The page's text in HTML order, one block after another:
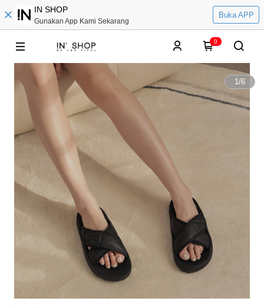
IN SHOP
Gunakan App Kami Sekarang
Buka APP
0
1/6